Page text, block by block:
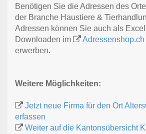
Benötigen Sie die Adressen des
der Branche Haustiere &
Adressen können Sie auch als
Downloaden im
Adressenshop.ch
erwerben.
Weitere Möglichkeiten:
Jetzt neue Firma für den Ort
erfassen
Weiter auf die Kantonsübersicht